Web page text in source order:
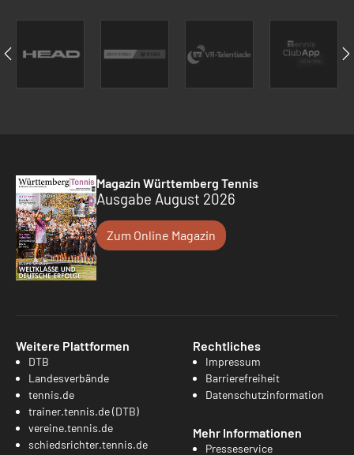
Magazin Württemberg Tennis
Ausgabe August 2026
Zum Online Magazin
Weitere Plattformen
DTB
Landesverbände
tennis.de
trainer.tennis.de (DTB)
vereine.tennis.de
schiedsrichter.tennis.de
Rechtliches
Impressum
Barrierefreiheit
Datenschutzinformation
Mehr Informationen
Presseservice